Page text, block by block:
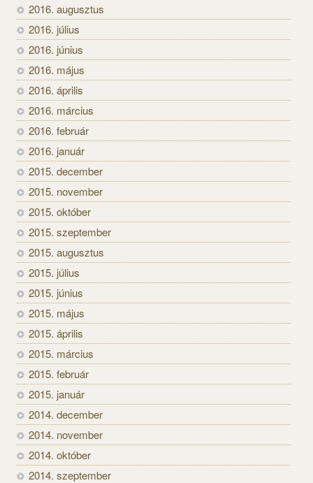
2016. augusztus
2016. július
2016. június
2016. május
2016. április
2016. március
2016. február
2016. január
2015. december
2015. november
2015. október
2015. szeptember
2015. augusztus
2015. július
2015. június
2015. május
2015. április
2015. március
2015. február
2015. január
2014. december
2014. november
2014. október
2014. szeptember